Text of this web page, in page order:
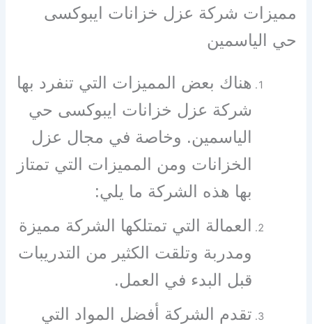
مميزات شركة عزل خزانات ايبوكسى
حي الياسمين
هناك بعض المميزات التي تنفرد بها
شركة عزل خزانات ايبوكسى حي
الياسمين. وخاصة في مجال عزل
الخزانات ومن المميزات التي تمتاز
بها هذه الشركة ما يلي:
العمالة التي تمتلكها الشركة مميزة
ومدربة وتلقت الكثير من التدريبات
قبل البدء في العمل.
تقدم الشركة أفضل المواد التي